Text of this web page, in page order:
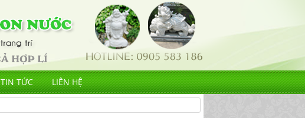
TIN TỨC LIÊN HỆ